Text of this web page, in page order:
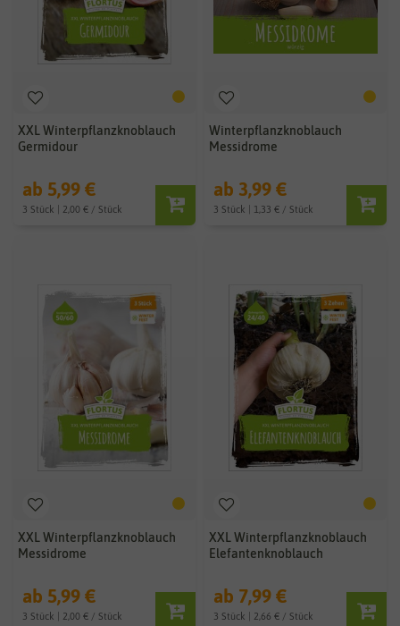
XXL Winterpflanzknoblauch
Germidour
ab 5,99 €
3 Stück | 2,00 € / Stück
Winterpflanzknoblauch
Messidrome
ab 3,99 €
3 Stück | 1,33 € / Stück
XXL Winterpflanzknoblauch
Messidrome
ab 5,99 €
3 Stück | 2,00 € / Stück
XXL Winterpflanzknoblauch
Elefantenknoblauch
ab 7,99 €
3 Stück | 2,66 € / Stück